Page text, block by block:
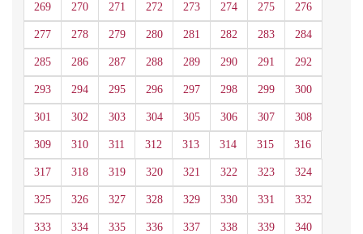
269 270 271 272 273 274 275 276
277 278 279 280 281 282 283 284
285 286 287 288 289 290 291 292
293 294 295 296 297 298 299 300
301 302 303 304 305 306 307 308
309 310 311 312 313 314 315 316
317 318 319 320 321 322 323 324
325 326 327 328 329 330 331 332
333 334 335 336 337 338 339 340